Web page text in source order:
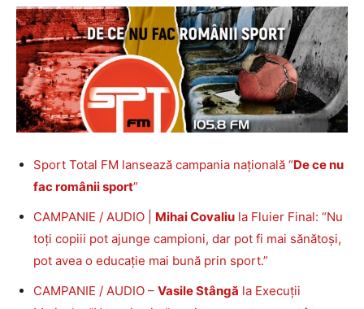
Sport Total FM lansează campania națională “De ce nu
fac românii sport”
CAMPANIE / AUDIO | Mihai Covaliu la Fluier Final: “Nu
toți copiii pot ajunge campioni, dar pot fi mai sănătoși,
pot avea o educație mai bună prin sport.”
CAMPANIE / AUDIO – Vasile Stângă la Execuții